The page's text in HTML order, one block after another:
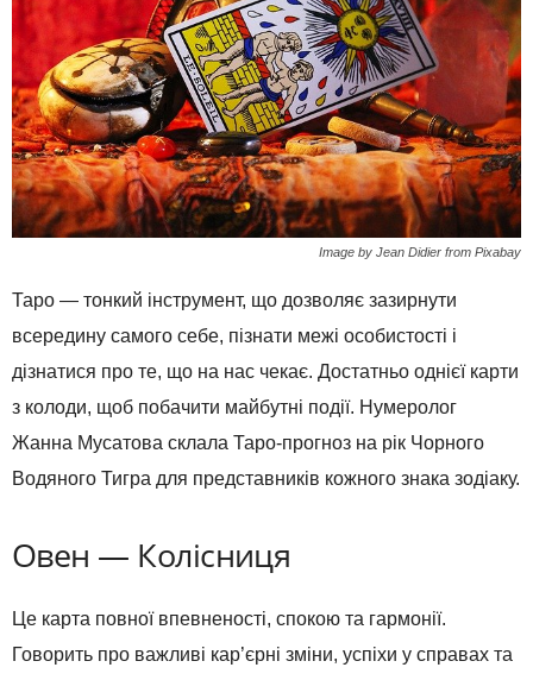
Image by Jean Didier from Pixabay
Таро — тонкий інструмент, що дозволяє зазирнути
всередину самого себе, пізнати межі особистості і
дізнатися про те, що на нас чекає. Достатньо однієї карти
з колоди, щоб побачити майбутні події. Нумеролог
Жанна Мусатова склала Таро-прогноз на рік Чорного
Водяного Тигра для представників кожного знака зодіаку.
Овен — Колісниця
Це карта повної впевненості, спокою та гармонії.
Говорить про важливі кар’єрні зміни, успіхи у справах та